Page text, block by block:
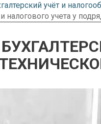
учёт и
налогового учета у